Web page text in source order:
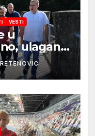
VESTI
u
ulaganja